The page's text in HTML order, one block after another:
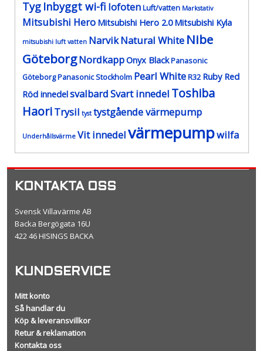
Tyg Inbyggt wi-fi lofotenLuft/vatten Markstativ
Mitsubishi Hero Mitsubishi Hero 2.0 Mitsubishi Kyla
mitsubishi luft vatten NarvikNatural White Nibe
GöteborgNordkappOnyx BlackPanasonic
GöteborgPanasonic Stockholm Pearl WhiteR32 Ruby Red
Röd innedelsvalbardSvart innedel Toshiba
HaoriTrysil tyst tystgående värmepump
Underhållsvärme Vit innedelvärmepumpwilfa
KONTAKTA OSS
Svensk Villavärme AB
Backa Bergögata 16U
422 46 HISINGS BACKA
KUNDSERVICE
Mitt konto
Så handlar du
Köp & leveransvillkor
Retur & reklamation
Kontakta oss